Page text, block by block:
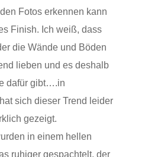
Fotos erkennen kann
Finish. Ich weiß, dass
die Wände und Böden
lieben und es deshalb
dafür gibt….in
sich dieser Trend leider
gezeigt.
in einem hellen
ruhiger gespachtelt, der